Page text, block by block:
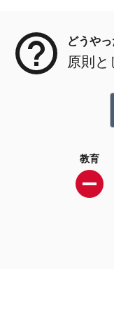
どうや
原則と
教育